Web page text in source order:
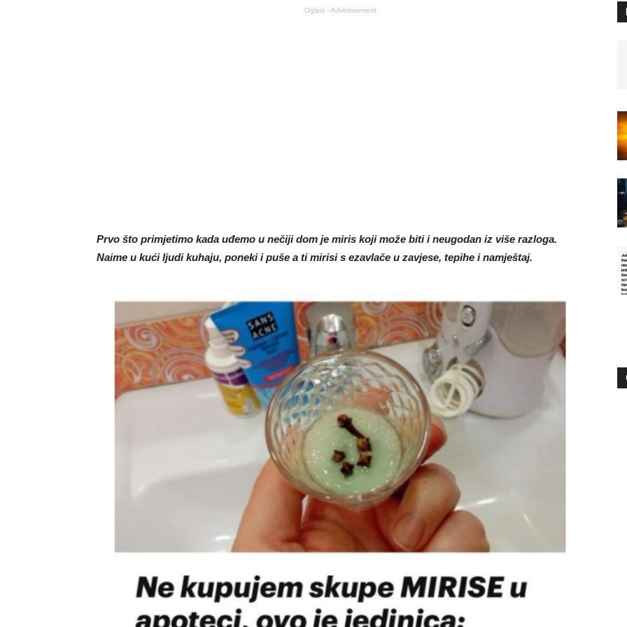
Oglasi - Advertisement
Prvo što primjetimo kada uđemo u nečiji dom je miris koji može biti i neugodan iz više razloga.
Naime u kući ljudi kuhaju, poneki i puše a ti mirisi s ezavlače u zavjese, tepihe i namještaj.